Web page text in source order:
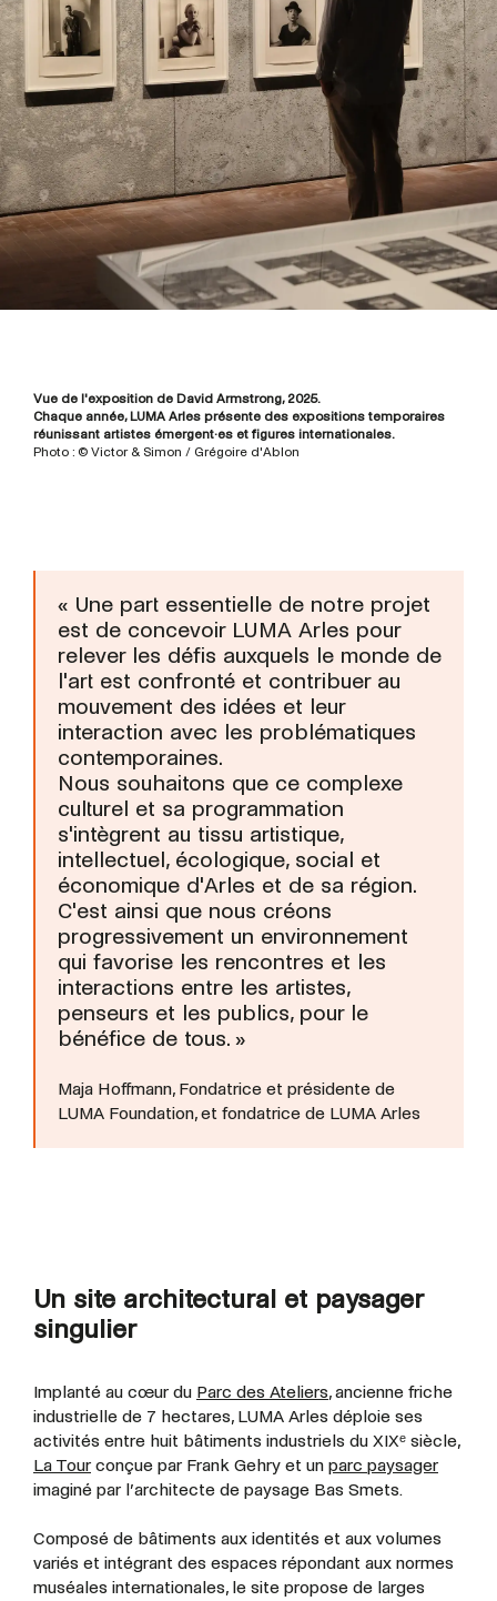
Vue de l'exposition de David Armstrong, 2025.
Chaque année, LUMA Arles présente des expositions temporaires
réunissant artistes émergent·es et figures internationales.
Photo : © Victor & Simon / Grégoire d'Ablon
« Une part essentielle de notre projet
est de concevoir LUMA Arles pour
relever les défis auxquels le monde de
l'art est confronté et contribuer au
mouvement des idées et leur
interaction avec les problématiques
contemporaines.
Nous souhaitons que ce complexe
culturel et sa programmation
s'intègrent au tissu artistique,
intellectuel, écologique, social et
économique d'Arles et de sa région.
C'est ainsi que nous créons
progressivement un environnement
qui favorise les rencontres et les
interactions entre les artistes,
penseurs et les publics, pour le
bénéfice de tous. »
Maja Hoffmann, Fondatrice et présidente de
LUMA Foundation, et fondatrice de LUMA Arles
Un site architectural et paysager
singulier
Implanté au cœur du Parc des Ateliers, ancienne friche
industrielle de 7 hectares, LUMA Arles déploie ses
activités entre huit bâtiments industriels du XIXᵉ siècle,
La Tour conçue par Frank Gehry et un parc paysager
imaginé par l’architecte de paysage Bas Smets.
Composé de bâtiments aux identités et aux volumes
variés et intégrant des espaces répondant aux normes
muséales internationales, le site propose de larges